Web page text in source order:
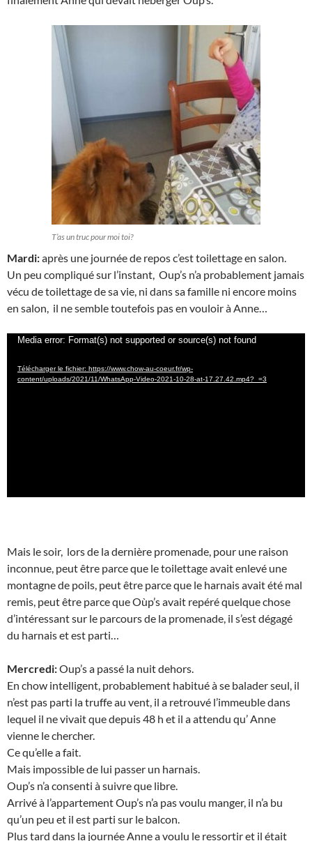
T’as un truc pour moi toi?
Mardi:après une journée de repos c’est toilettage en salon.
Un peu compliqué sur l’instant, Oup’s n’a probablement jamais
vécu de toilettage de sa vie, ni dans sa famille ni encore moins
en salon, il ne semble toutefois pas en vouloir à Anne…
Lecteur
Media error: Format(s) not supported or source(s) not found
Télécharger le fichier: https://www.chow-au-coeur.fr/wp-
content/uploads/2021/11/WhatsApp-Video-2021-10-28-at-17.27.42.mp4?_=3
Mais le soir, lors de la dernière promenade, pour une raison
inconnue, peut être parce que le toilettage avait enlevé une
montagne de poils, peut être parce que le harnais avait été mal
remis, peut être parce que Oùp’s avait repéré quelque chose
d’intéressant sur le parcours de la promenade, il s’est dégagé
du harnais et est parti…
Mercredi:Oup’s a passé la nuit dehors.
En chow intelligent, probablement habitué à se balader seul, il
n’est pas parti la truffe au vent, il a retrouvé l’immeuble dans
lequel il ne vivait que depuis 48 h et il a attendu qu’ Anne
vienne le chercher.
Ce qu’elle a fait.
Mais impossible de lui passer un harnais.
Oup’s n’a consenti à suivre que libre.
Arrivé à l’appartement Oup’s n’a pas voulu manger, il n’a bu
qu’un peu et il est parti sur le balcon.
Plus tard dans la journée Anne a voulu le ressortir et il était